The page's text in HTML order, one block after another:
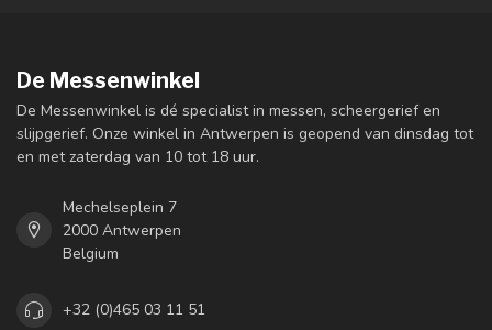
De Messenwinkel
De Messenwinkel is dé specialist in messen, scheergerief en
slijpgerief. Onze winkel in Antwerpen is geopend van dinsdag tot
en met zaterdag van 10 tot 18 uur.
Mechelseplein 7
2000 Antwerpen
Belgium
+32 (0)465 03 11 51